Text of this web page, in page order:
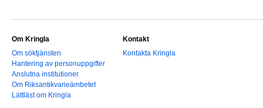
Om Kringla
Om söktjänsten
Hantering av personuppgifter
Anslutna institutioner
Om Riksantikvarieämbetet
Lättläst om Kringla
Kontakt
Kontakta Kringla